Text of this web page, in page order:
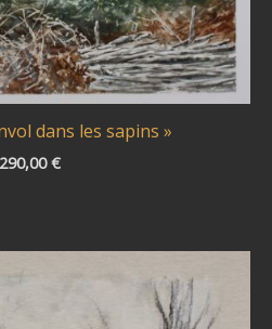
dans les sapins »
290,00€